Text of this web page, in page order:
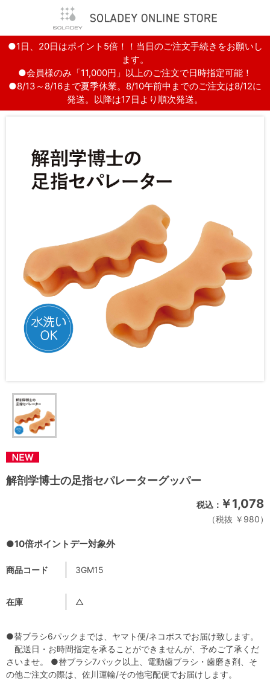
●1日、20日はポイント5倍！！当日のご注文手続きをお願いし
ます。
●会員様のみ「11,000円」以上のご注文で日時指定可能！
●8/13～8/16まで夏季休業。8/10午前中までのご注文は8/12に
発送。以降は17日より順次発送。
解剖学博士の足指セパレーターグッパー
●10倍ポイントデー対象外
￥1,078
税抜 ￥980
商品コード 3GM15
在庫 △
●替ブラシ6パックまでは、ヤマト便/ネコポスでお届け致します。
配送日・お時間指定を承ることができませんが、予めご了承くだ
さいませ。 ●替ブラシ7パック以上、電動歯ブラシ・歯磨き剤、そ
の他ご注文の際は、佐川運輸/その他宅配便でお届けします。